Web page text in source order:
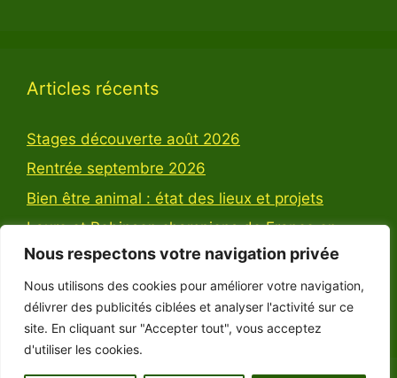
Nous respectons votre navigation privée
Nous utilisons des cookies pour améliorer votre navigation,
délivrer des publicités ciblées et analyser l'activité sur ce
site. En cliquant sur "Accepter tout", vous acceptez
d'utiliser les cookies.
Articles récents
Stages découverte août 2026
Rentrée septembre 2026
Bien être animal : état des lieux et projets
Laure et Robinson champions de France en
Dressage Amateur 3 catégorie Jeunes !
Robinson et Laure dans l’Equipe de France de
Dressage Poney !